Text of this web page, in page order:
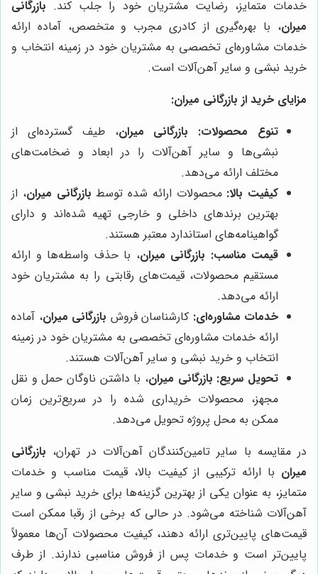
خدمات متمایز، رضایت مشتریان خود را جلب کند. بازرگانی
میران، با بهره‌گیری از کادری مجرب و متخصص، آماده ارائه
خدمات مشاوره‌ای تخصصی به مشتریان خود در زمینه انتخاب و
خرید نبشی و سایر آهن‌آلات است.
مزایای خرید از بازرگانی میران:
تنوع محصولات:
بازرگانی میران، طیف گسترده‌ای از
نبشی‌ها و سایر آهن‌آلات را در ابعاد و ضخامت‌های
مختلف ارائه می‌دهد.
کیفیت بالا: محصولات ارائه شده توسط بازرگانی میران، از
بهترین برندهای داخلی و خارجی تهیه شده‌اند و دارای
گواهینامه‌های استاندارد معتبر هستند.
قیمت مناسب: بازرگانی میران، با حذف واسطه‌ها و ارائه
مستقیم محصولات، قیمت‌های رقابتی را به مشتریان خود
ارائه می‌دهد.
خدمات مشاوره‌ای: کارشناسان فروش بازرگانی میران، آماده
ارائه خدمات مشاوره‌ای تخصصی به مشتریان خود در زمینه
انتخاب و خرید نبشی و سایر آهن‌آلات هستند.
تحویل سریع: بازرگانی میران، با داشتن ناوگان حمل و نقل
مجهز، محصولات خریداری شده را در سریع‌ترین زمان
ممکن به محل پروژه تحویل می‌دهد.
در مقایسه با سایر تامین‌کنندگان آهن‌آلات در تهران، بازرگانی
میران با ارائه ترکیبی از کیفیت بالا، قیمت مناسب و خدمات
متمایز، به عنوان یکی از بهترین گزینه‌ها برای خرید نبشی و سایر
آهن‌آلات شناخته می‌شود. در حالی که برخی از رقبا ممکن است
قیمت‌های پایین‌تری ارائه دهند، کیفیت محصولات آن‌ها معمولاً
پایین‌تر است و خدمات پس از فروش مناسبی ندارند. از طرف